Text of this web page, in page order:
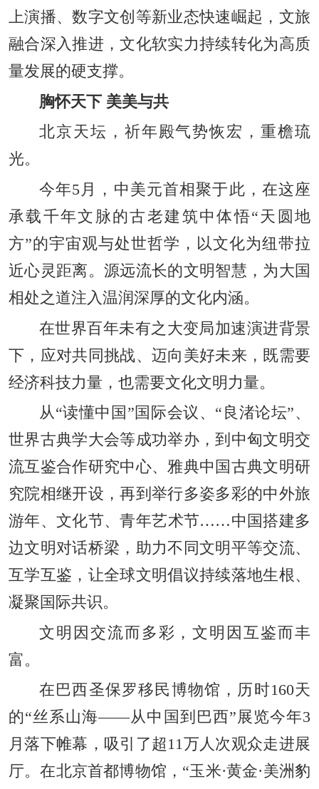
上演播、数字文创等新业态快速崛起，文旅
融合深入推进，文化软实力持续转化为高质
量发展的硬支撑。
胸怀天下 美美与共
北京天坛，祈年殿气势恢宏，重檐琉
光。
今年5月，中美元首相聚于此，在这座
承载千年文脉的古老建筑中体悟“天圆地
方”的宇宙观与处世哲学，以文化为纽带拉
近心灵距离。源远流长的文明智慧，为大国
相处之道注入温润深厚的文化内涵。
在世界百年未有之大变局加速演进背景
下，应对共同挑战、迈向美好未来，既需要
经济科技力量，也需要文化文明力量。
从“读懂中国”国际会议、“良渚论坛”、
世界古典学大会等成功举办，到中匈文明交
流互鉴合作研究中心、雅典中国古典文明研
究院相继开设，再到举行多姿多彩的中外旅
游年、文化节、青年艺术节……中国搭建多
边文明对话桥梁，助力不同文明平等交流、
互学互鉴，让全球文明倡议持续落地生根、
凝聚国际共识。
文明因交流而多彩，文明因互鉴而丰
富。
在巴西圣保罗移民博物馆，历时160天
的“丝系山海——从中国到巴西”展览今年3
月落下帷幕，吸引了超11万人次观众走进展
厅。在北京首都博物馆，“玉米·黄金·美洲豹